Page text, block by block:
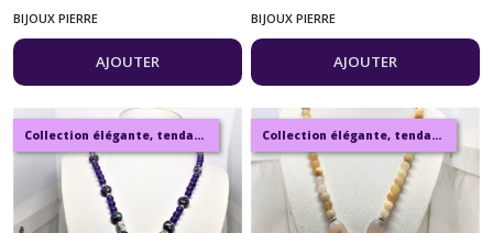
pendentif rond
plat collier long
58 cm, Bijou
femme
BIJOUX PIERRE
AJOUTER
pendentif jaspe
collier 52 cm Bijou
BIJOUX PIERRE
AJOUTER
Collection élégante, tendance, moderne, de bijoux en ambre, pierre, perles. Collection élégante, tendance, moderne, de bijoux en ambre, pierre, perles.